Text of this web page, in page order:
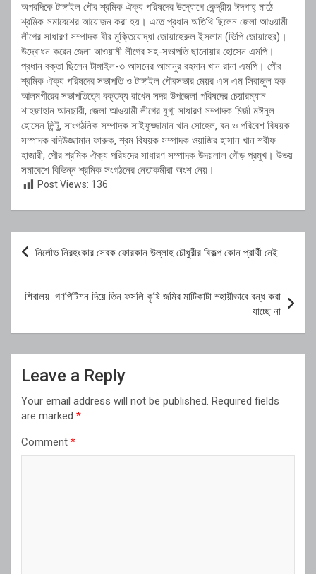
অপরদিকে টাঙ্গাইল পৌর শ্রমিক ঐক্য পরিষদের উদ্যোগে কেন্দ্রীয় ঈদগাহ্ মাঠে
শ্রমিক সমাবেশের আয়োজন করা হয়। এতে প্রধান অতিথি ছিলেন জেলা আওয়ামী
লীগের সাধারণ সম্পাদক বীর মুক্তিযোদ্ধা জোয়াহেরুল ইসলাম (ভিপি জোয়াহের)।
উদ্বোধন করেন জেলা আওয়ামী লীগের সহ-সভাপতি ছানোয়ার হোসেন এমপি।
প্রধান বক্তা ছিলেন টাঙ্গাইল-৩ আসনের আমানুর রহমান খান রানা এমপি। পৌর
শ্রমিক ঐক্য পরিষদের সভাপতি ও টাঙ্গাইল পৌরসভার মেয়র এস এম সিরাজুল হক
আলমগীরের সভাপতিত্বে বক্তব্য রাখেন সদর উপজেলা পরিষদের চেয়ারম্যান
শাহজাহান আনছারী, জেলা আওয়ামী লীগের যুগ্ম সাধারণ সম্পাদক মির্জা মঈনুল
হোসেন লিন্টু, সাংগঠনিক সম্পাদক সাইফুজ্জামান খান সোহেল, বন ও পরিবেশ বিষয়ক
সম্পাদক বদিউজ্জামান ফারুক, শ্রম বিষয়ক সম্পাদক ওয়াজির হাসান খান শরীফ
হাজারী, পৌর শ্রমিক ঐক্য পরিষদের সাধারণ সম্পাদক উদয়লাল গৌড় প্রমুখ। উভয়
সমাবেশে বিভিন্ন শ্রমিক সংগঠনের নেতাকমীরা অংশ নেয়।
Post Views: 136
Post
নির্লোভ নিরহংকার সেবক ফোরকান উল্লাহ চৌধুরীর বিকল্প কোন প্রার্থী নেই
শিবালয় গণপিটিশন দিয়ে তিন ফসলি কৃষি জমির মাটিকাটা স্হায়ীভাবে বন্ধ করা
যাচ্ছে না
Leave a Reply
Your email address will not be published. Required fields
are marked *
Comment *